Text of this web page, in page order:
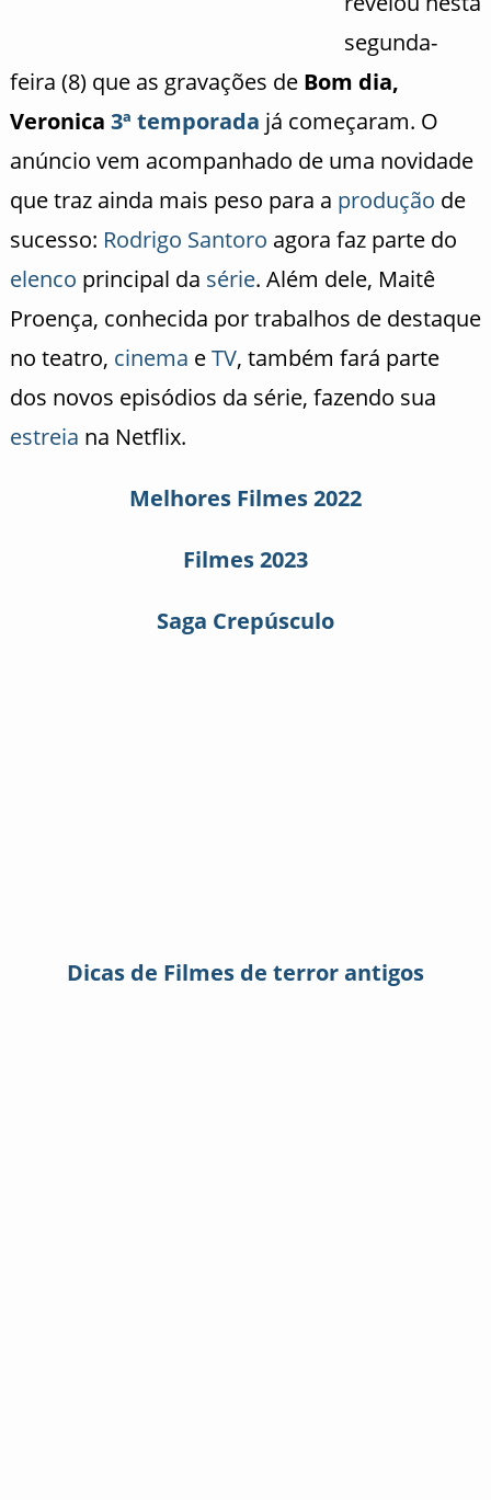
segunda-
feira (8) que as gravações de Bom dia,
Veronica 3ª temporada já começaram. O
anúncio vem acompanhado de uma novidade
que traz ainda mais peso para a produção de
sucesso: Rodrigo Santoro agora faz parte do
elenco principal da série. Além dele, Maitê
Proença, conhecida por trabalhos de destaque
no teatro, cinema eTV, também fará parte
dos novos episódios da série, fazendo sua
estreia na Netflix.
Melhores Filmes 2022
Filmes 2023
Saga Crepúsculo
Dicas de Filmes de terror antigos